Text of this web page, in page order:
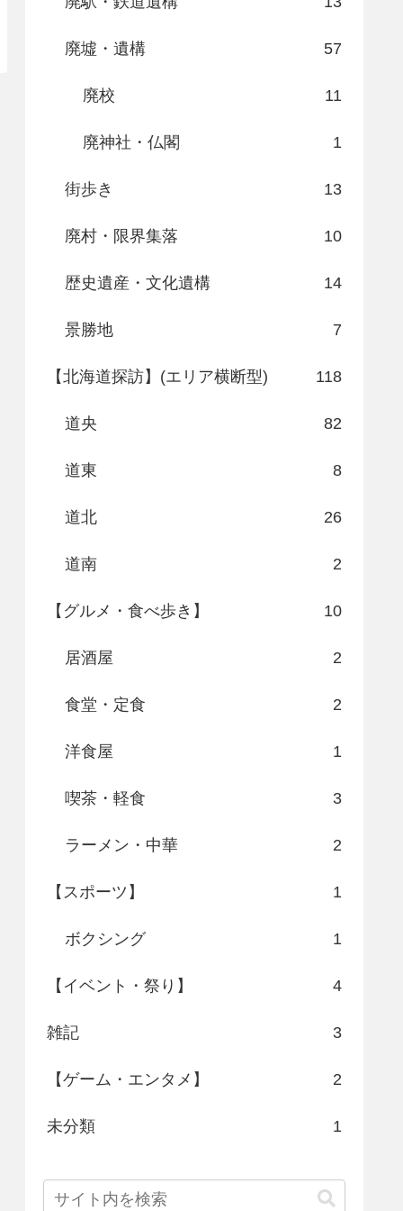
廃墟・遺構 57
廃校 11
廃神社・仏閣 1
街歩き 13
廃村・限界集落 10
歴史遺産・文化遺構 14
景勝地 7
【北海道探訪】(エリア横断型) 118
道央 82
道東 8
道北 26
道南 2
【グルメ・食べ歩き】 10
居酒屋 2
食堂・定食 2
洋食屋 1
喫茶・軽食 3
ラーメン・中華 2
【スポーツ】 1
ボクシング 1
【イベント・祭り】 4
雑記 3
【ゲーム・エンタメ】 2
未分類 1